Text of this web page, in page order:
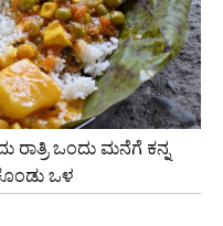
ರಾತ್ರಿ ಒಂದು ಮನೆಗೆ ಕನ್ನ
ಒಳ